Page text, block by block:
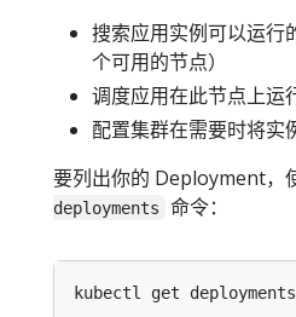
搜索应用实例可以运行
个可用的节点）
调度应用在此节点上运
配置集群在需要时将实
要列出你的 Deployment，
deployments
命令：